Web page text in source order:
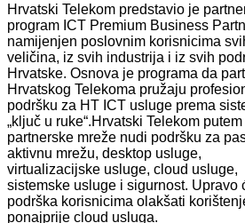
Hrvatski Telekom predstavio je
program ICT Premium Business
namijenjen poslovnim korisnicima
veličina, iz svih industrija i iz svih
Hrvatske. Osnova je programa da
Hrvatskog Telekoma pružaju
podršku za HT ICT usluge prema
„ključ u ruke“.Hrvatski Telekom putem
partnerske mreže nudi podršku za
aktivnu mrežu, desktop usluge,
virtualizacijske usluge, cloud usluge,
sistemske usluge i sigurnost. Upravo
podrška korisnicima olakšati
ponajprije cloud usluga.